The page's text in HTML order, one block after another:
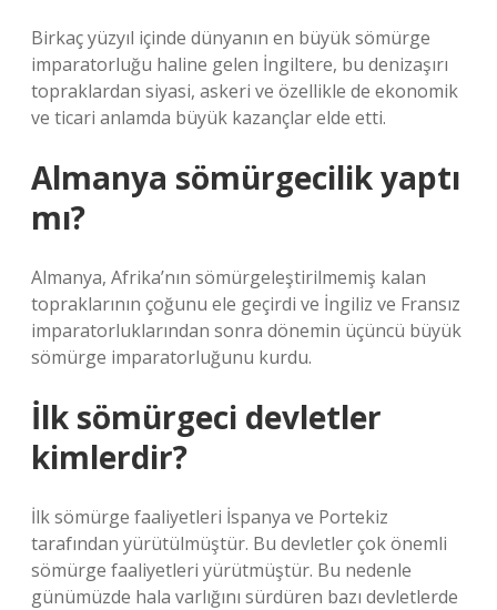
Birkaç yüzyıl içinde dünyanın en büyük sömürge
imparatorluğu haline gelen İngiltere, bu denizaşırı
topraklardan siyasi, askeri ve özellikle de ekonomik
ve ticari anlamda büyük kazançlar elde etti.
Almanya sömürgecilik yaptı
mı?
Almanya, Afrika’nın sömürgeleştirilmemiş kalan
topraklarının çoğunu ele geçirdi ve İngiliz ve Fransız
imparatorluklarından sonra dönemin üçüncü büyük
sömürge imparatorluğunu kurdu.
İlk sömürgeci devletler
kimlerdir?
İlk sömürge faaliyetleri İspanya ve Portekiz
tarafından yürütülmüştür. Bu devletler çok önemli
sömürge faaliyetleri yürütmüştür. Bu nedenle
günümüzde hala varlığını sürdüren bazı devletlerde